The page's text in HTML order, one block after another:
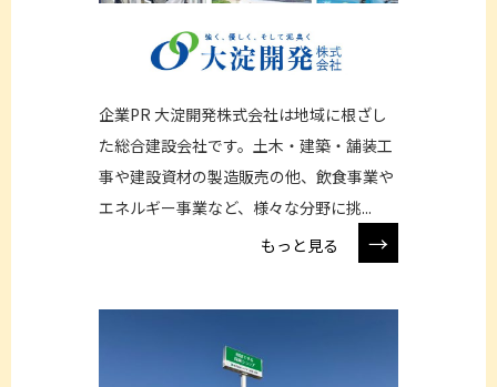
企業PR 大淀開発株式会社は地域に根ざし
た総合建設会社です。土木・建築・舗装工
事や建設資材の製造販売の他、飲食事業や
エネルギー事業など、様々な分野に挑...
もっと見る
→